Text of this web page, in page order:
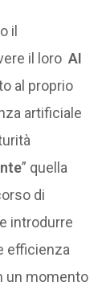
il
il loroAI
al proprio
artificiale
” quella
di
introdurre
efficienza
un momento